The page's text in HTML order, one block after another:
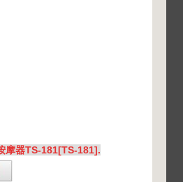
摩器TS-181[TS-181].